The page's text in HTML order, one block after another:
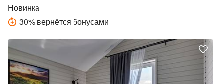
Новинка
30% вернётся бонусами